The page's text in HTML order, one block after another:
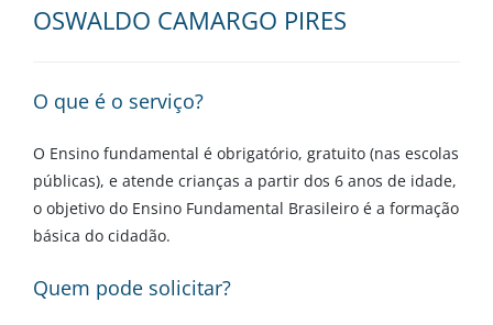
OSWALDO CAMARGO PIRES
O que é o serviço?
O Ensino fundamental é obrigatório, gratuito (nas escolas
públicas), e atende crianças a partir dos 6 anos de idade,
o objetivo do Ensino Fundamental Brasileiro é a formação
básica do cidadão.
Quem pode solicitar?